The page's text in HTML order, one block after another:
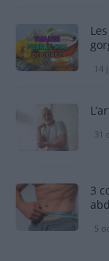
14
31
3
5